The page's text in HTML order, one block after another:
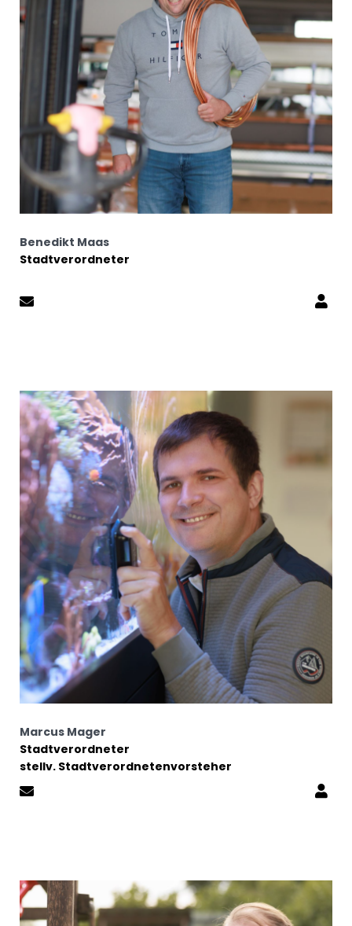
Benedikt Maas
Stadtverordneter
Marcus Mager
Stadtverordneter
stellv. Stadtverordnetenvorsteher